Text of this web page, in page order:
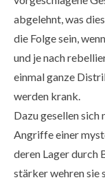
abgelehnt, was
die Folge sein,
und je nach
einmal ganze
werden krank.
Dazu gesellen
Angriffe einer
deren Lager durch
stärker wehren sie